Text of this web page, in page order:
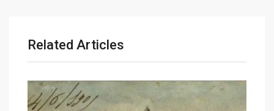
Related Articles